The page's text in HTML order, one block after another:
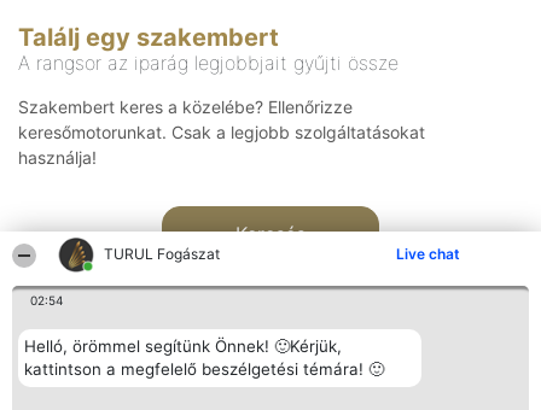
TURUL Fogászat Live chat
02:54
Helló, örömmel segítünk Önnek! 🙂Kérjük,
kattintson a megfelelő beszélgetési témára! 🙂
Találj egy szakembert
A rangsor az iparág legjobbjait gyűjti össze
Szakembert keres a közelébe? Ellenőrizze
keresőmotorunkat. Csak a legjobb szolgáltatásokat
használja!
Keresés